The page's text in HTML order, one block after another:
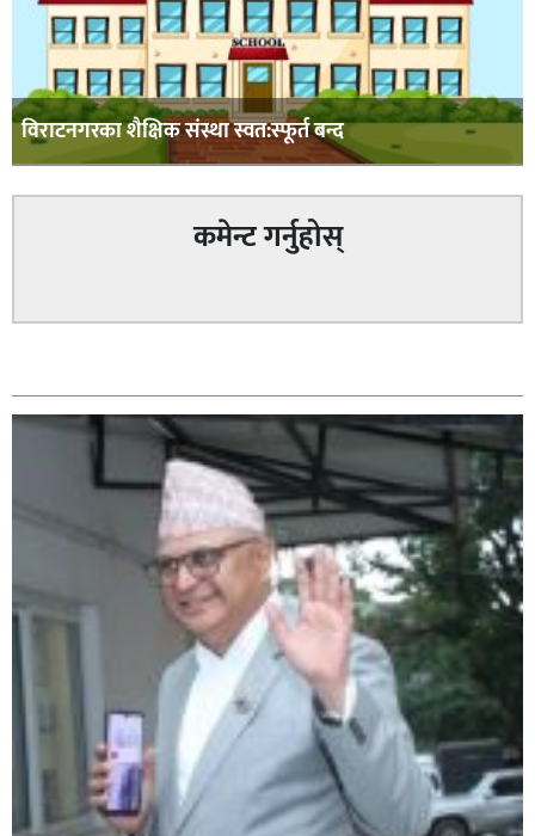
विराटनगरका शैक्षिक संस्था स्वत:स्फूर्त बन्द
कमेन्ट गर्नुहोस्